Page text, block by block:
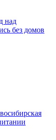
над
без домов